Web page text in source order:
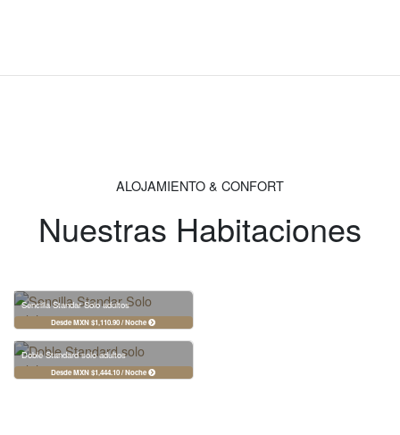
ALOJAMIENTO & CONFORT
Nuestras Habitaciones
Sencilla Standar Solo adultos
Desde MXN $1,110.90 / Noche
Doble Standard solo adultos
Desde MXN $1,444.10 / Noche